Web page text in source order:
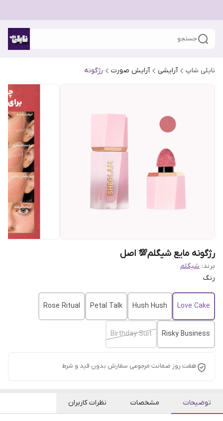
جستجو
نایلی شاپ آرایشی آرایش صورت رژگونه
رژگونه مایع شیگلم💯 اصل
برند: شیگلم
رنگ
Love Cake
Hush Hush
Petal Talk
Rose Ritual
Risky Business
Birthday Suit
هفت روز ضمانت مرجوعی سفارش بدون قید و شرط
توضیحات مشخصات نظرات کاربران